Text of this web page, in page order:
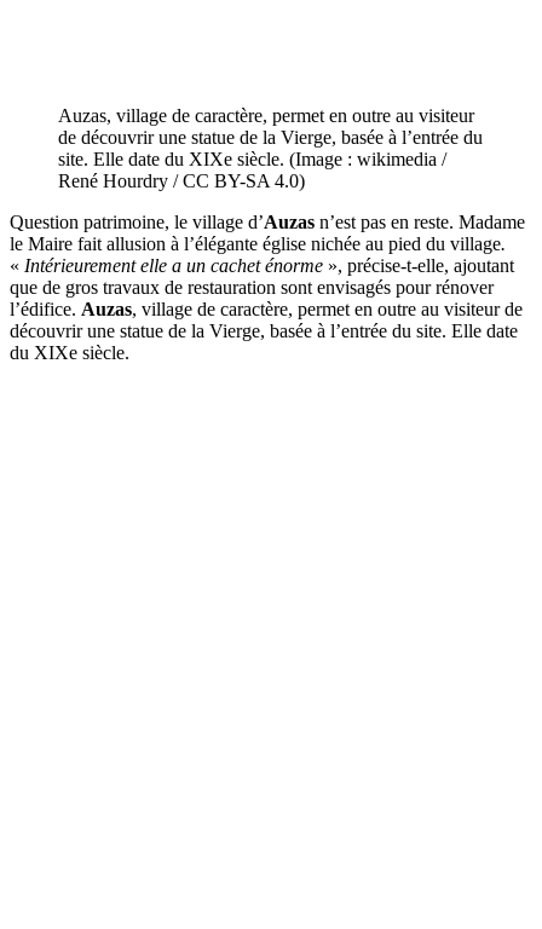
Auzas, village de caractère, permet en outre au visiteur
de découvrir une statue de la Vierge, basée à l’entrée du
site. Elle date du XIXe siècle. (Image : wikimedia /
René Hourdry / CC BY-SA 4.0)
Question patrimoine, le village d’Auzas n’est pas en reste. Madame
le Maire fait allusion à l’élégante église nichée au pied du village.
« Intérieurement elle a un cachet énorme », précise-t-elle, ajoutant
que de gros travaux de restauration sont envisagés pour rénover
l’édifice. Auzas, village de caractère, permet en outre au visiteur de
découvrir une statue de la Vierge, basée à l’entrée du site. Elle date
du XIXe siècle.